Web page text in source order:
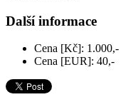
Další informace
Cena [Kč]: 1.000,-
Cena [EUR]: 40,-